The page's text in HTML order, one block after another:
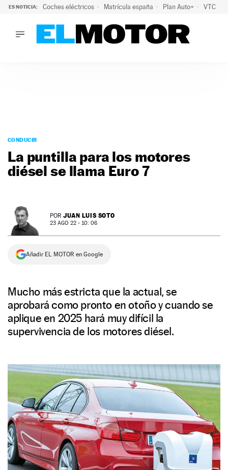
ES NOTICIA: Coches eléctricos Matrícula españa Plan Auto+ VTC
PODCAST
MOTOS
TECNOLOGÍA
PREMIOS
SERVICIOS
CONDUCIR
La puntilla para los motores
diésel se llama Euro 7
POR JUAN LUIS SOTO
23 AGO 22 - 10: 06
Añadir EL MOTOR en Google
Mucho más estricta que la actual, se
aprobará como pronto en otoño y cuando se
aplique en 2025 hará muy difícil la
supervivencia de los motores diésel.